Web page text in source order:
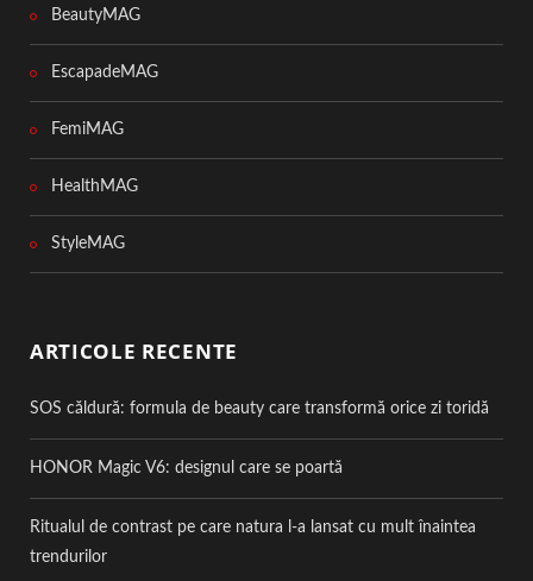
BeautyMAG
EscapadeMAG
FemiMAG
HealthMAG
StyleMAG
ARTICOLE RECENTE
SOS căldură: formula de beauty care transformă orice zi toridă
HONOR Magic V6: designul care se poartă
Ritualul de contrast pe care natura l-a lansat cu mult înaintea
trendurilor